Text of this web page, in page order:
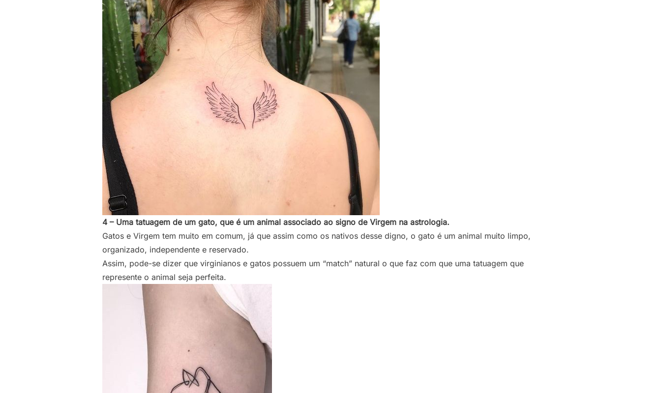
4 – Uma tatuagem de um gato, que é um animal associado ao signo de Virgem na astrologia.
Gatos e Virgem tem muito em comum, já que assim como os nativos desse digno, o gato é um animal muito limpo,
organizado, independente e reservado.
Assim, pode-se dizer que virginianos e gatos possuem um “match” natural o que faz com que uma tatuagem que
represente o animal seja perfeita.